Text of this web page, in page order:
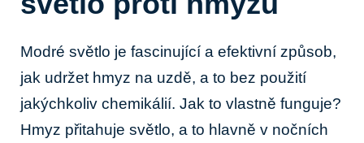
Modré světlo je fascinující a efektivní způsob,
jak udržet hmyz na uzdě, a to bez použití
jakýchkoliv chemikálií. Jak to vlastně funguje?
Hmyz přitahuje světlo, a to hlavně v nočních